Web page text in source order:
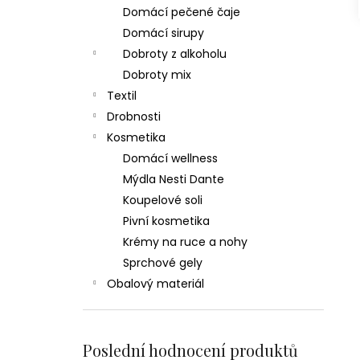
Domácí pečené čaje
Domácí sirupy
Dobroty z alkoholu
Dobroty mix
Textil
Drobnosti
Kosmetika
Domácí wellness
Mýdla Nesti Dante
Koupelové soli
Pivní kosmetika
Krémy na ruce a nohy
Sprchové gely
Obalový materiál
Poslední hodnocení produktů